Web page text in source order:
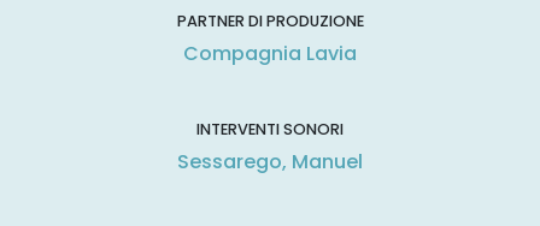
PARTNER DI PRODUZIONE
Compagnia Lavia
INTERVENTI SONORI
Sessarego, Manuel